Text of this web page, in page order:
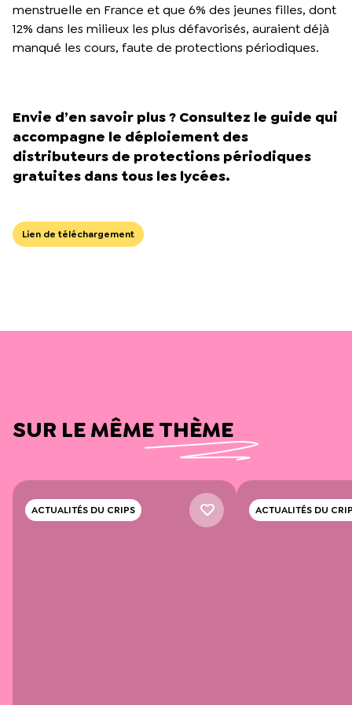
menstruelle en France et que 6% des jeunes filles, dont
12% dans les milieux les plus défavorisés, auraient déjà
manqué les cours, faute de protections périodiques.
Envie d’en savoir plus ? Consultez le guide qui
accompagne le déploiement des
distributeurs de protections périodiques
gratuites dans tous les lycées.
Lien de téléchargement
SUR LE MÊME THÈME
ACTUALITÉS DU CRIPS ACTUALITÉS DU